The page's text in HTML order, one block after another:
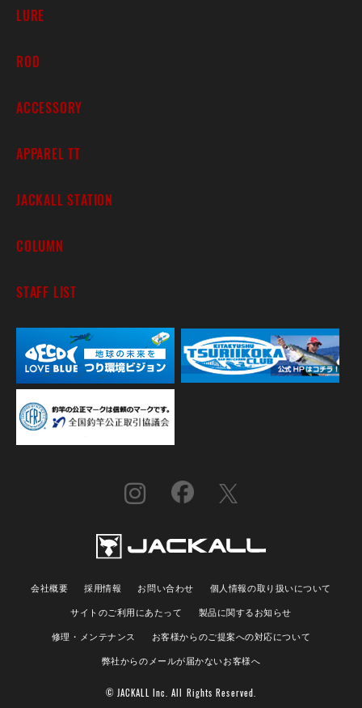
LURE
ROD
ACCESSORY
APPAREL TT
JACKALL STATION
COLUMN
STAFF LIST
会社概要 採用情報 お問い合わせ
個人情報の取り扱いについて
サイトのご利用にあたって
製品に関するお知らせ
修理・メンテナンス
お客様からのご提案への対応について
弊社からのメールが届かないお客様へ
© JACKALL Inc. All Rights Reserved.